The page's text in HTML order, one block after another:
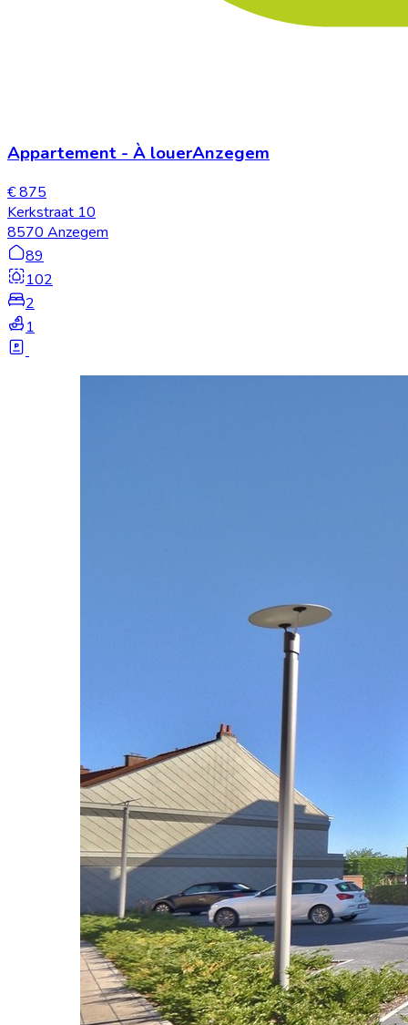
Appartement - À louerAnzegem
€ 875
Kerkstraat 10
8570 Anzegem
89
102
2
1